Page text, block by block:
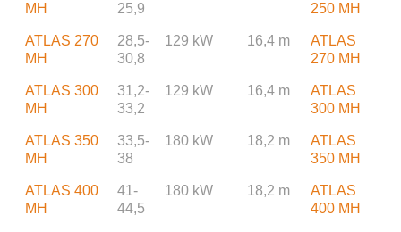
MH
25,9
250 MH
ATLAS 270
MH
28,5-
30,8
129 kW 16,4 m
ATLAS
270 MH
ATLAS 300
MH
31,2-
33,2
129 kW 16,4 m
ATLAS
300 MH
ATLAS 350
MH
33,5-
38
180 kW 18,2 m
ATLAS
350 MH
ATLAS 400
MH
41-
44,5
180 kW 18,2 m
ATLAS
400 MH